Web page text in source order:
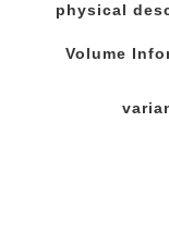
physical
Volume